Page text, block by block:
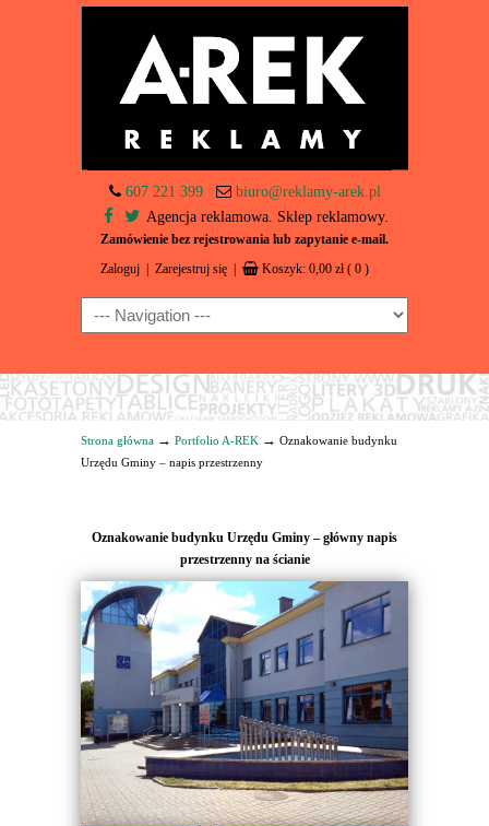
607 221 399
biuro@reklamy-arek.pl
Agencja reklamowa. Sklep reklamowy.
Zamówienie bez rejestrowania lub zapytanie e-mail.
Zaloguj Zarejestruj się Koszyk: 0,00 zł ( 0 )
Navigation
Strona główna → Portfolio A-REK → Oznakowanie budynku
Urzędu Gminy – napis przestrzenny
Oznakowanie budynku Urzędu Gminy – główny napis
przestrzenny na ścianie